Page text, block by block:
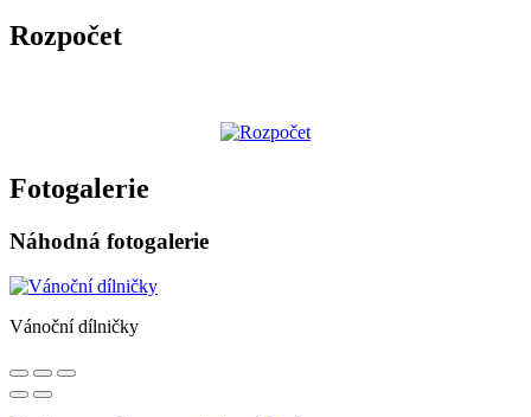
Rozpočet
Fotogalerie
Náhodná fotogalerie
Vánoční dílničky